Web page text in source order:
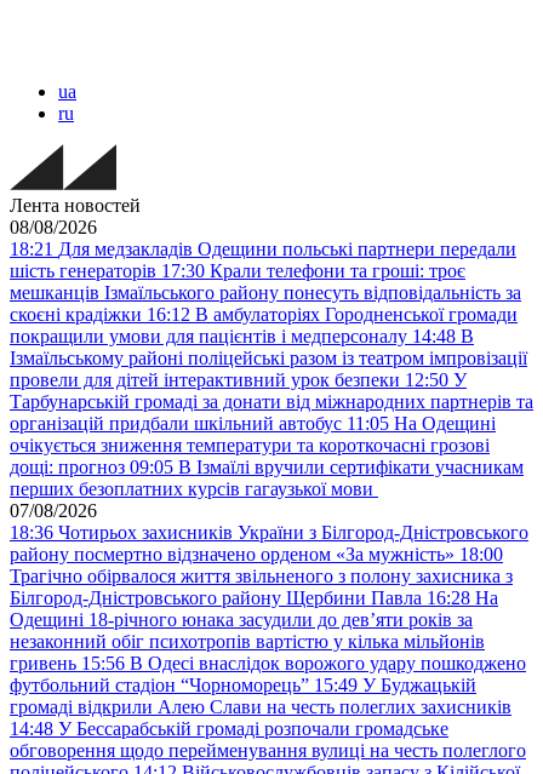
ua
ru
Лента новостей
08/08/2026
18:21 Для медзакладів Одещини польські партнери передали
шість генераторів 17:30 Крали телефони та гроші: троє
мешканців Ізмаїльського району понесуть відповідальність за
скоєні крадіжки 16:12 В амбулаторіях Городненської громади
покращили умови для пацієнтів і медперсоналу 14:48 В
Ізмаїльському районі поліцейські разом із театром імпровізації
провели для дітей інтерактивний урок безпеки 12:50 У
Тарбунарській громаді за донати від міжнародних партнерів та
організацій придбали шкільний автобус 11:05 На Одещині
очікується зниження температури та короткочасні грозові
дощі: прогноз 09:05 В Ізмаїлі вручили сертифікати учасникам
перших безоплатних курсів гагаузької мови
07/08/2026
18:36 Чотирьох захисників України з Білгород-Дністровського
району посмертно відзначено орденом «За мужність» 18:00
Трагічно обірвалося життя звільненого з полону захисника з
Білгород-Дністровського району Щербини Павла 16:28 На
Одещині 18-річного юнака засудили до дев’яти років за
незаконний обіг психотропів вартістю у кілька мільйонів
гривень 15:56 В Одесі внаслідок ворожого удару пошкоджено
футбольний стадіон “Чорноморець” 15:49 У Буджацькій
громаді відкрили Алею Слави на честь полеглих захисників
14:48 У Бессарабській громаді розпочали громадське
обговорення щодо перейменування вулиці на честь полеглого